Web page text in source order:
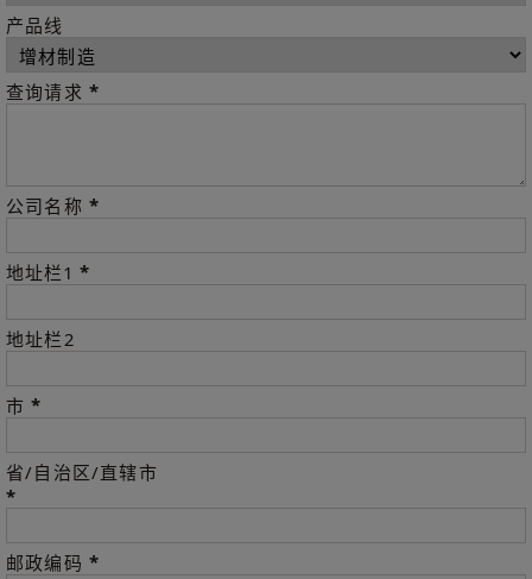
产品线
查询请求 *
公司名称 *
地址栏1 *
地址栏2
市*
省/自治区/直辖市
*
邮政编码 *